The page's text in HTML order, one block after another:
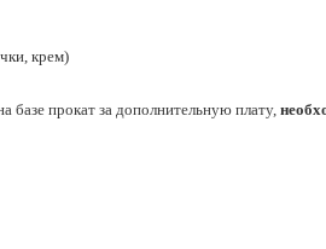
крем)
базе прокат за дополнительную плату,